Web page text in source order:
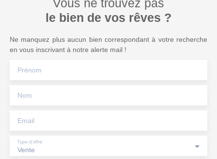
le bien de vos rêves ?
Ne manquez plus aucun bien correspondant à votre recherche
en vous inscrivant à notre alerte mail !
Prénom
Nom
Email
Vente
Type d'offre